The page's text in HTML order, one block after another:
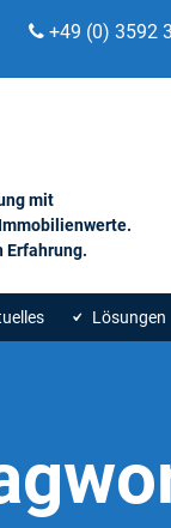
+49 (0) 3592
mit
Erfahrung.
Lösungen